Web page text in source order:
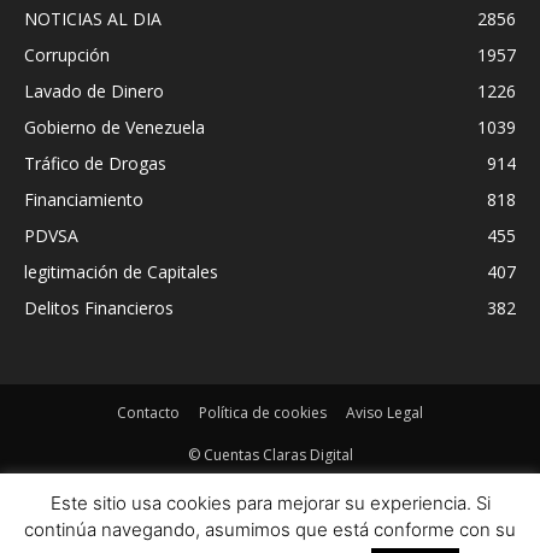
NOTICIAS AL DIA
2856
Corrupción
1957
Lavado de Dinero
1226
Gobierno de Venezuela
1039
Tráfico de Drogas
914
Financiamiento
818
PDVSA
455
legitimación de Capitales
407
Delitos Financieros
382
Contacto Política de cookies Aviso Legal
© Cuentas Claras Digital
Este sitio usa cookies para mejorar su experiencia. Si
continúa navegando, asumimos que está conforme con su